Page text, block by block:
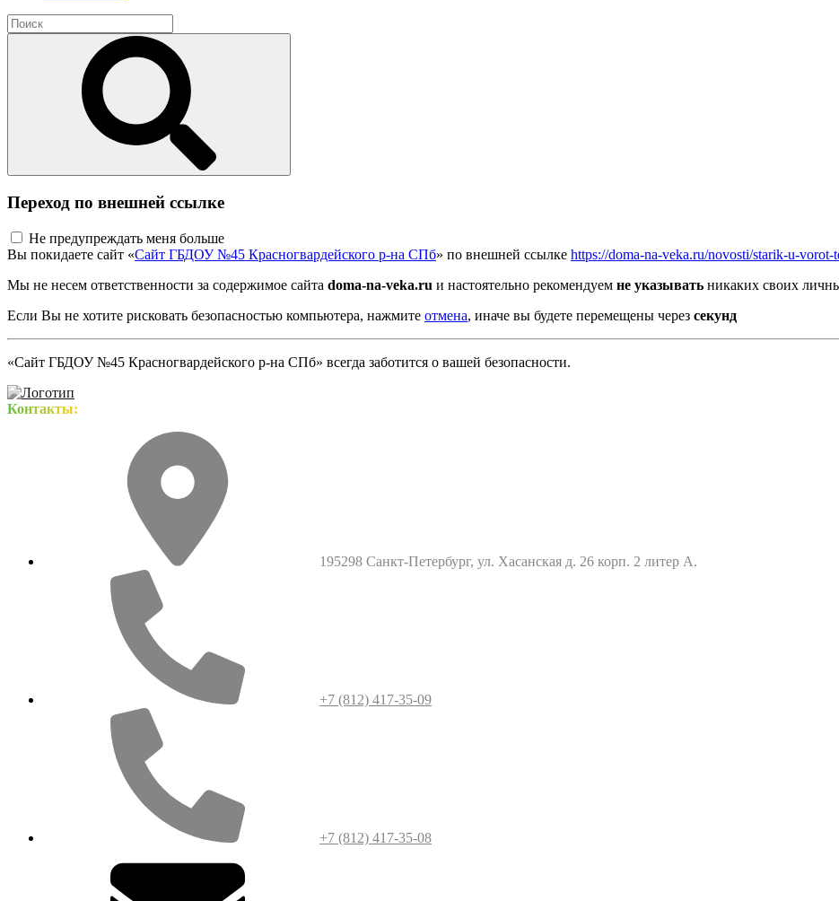
Переход по внешней ссылке
Не предупреждать меня больше
Вы покидаете сайт «Сайт ГБДОУ №45 Красногвардейского р-на СПб» по внешней ссылке https://doma-na-veka.ru/novosti/starik-u-
Мы не несем ответственности за содержимое сайта doma-na-veka.ru и настоятельно рекомендуем не указывать никаких своих
Если Вы не хотите рисковать безопасностью компьютера, нажмите отмена, иначе вы будете перемещены через секунд
«Сайт ГБДОУ №45 Красногвардейского р-на СПб» всегда заботится о вашей безопасности.
Контакты:
195298 Санкт-Петербург, ул. Хасанская д. 26 корп. 2 литер А.
+7 (812) 417-35-09
+7 (812) 417-35-08